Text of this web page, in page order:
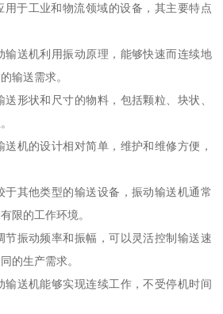
于工业和物流领域的设备，其主要特点
送机利用振动原理，能够快速而连续地
输送需求。
形状和尺寸的物料，包括颗粒、块状、
机的设计相对简单，维护和维修方便，
其他类型的输送设备，振动输送机通常
限的工作环境。
振动频率和振幅，可以灵活控制输送速
的生产需求。
送机能够实现连续工作，不受停机时间